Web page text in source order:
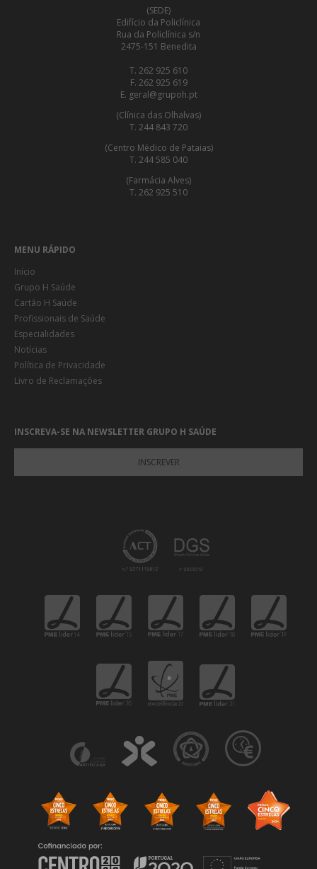
(SEDE)
Edifício da Policlínica
Rua da Policlínica s/n
2475-151 Benedita
T. 262 925 610
F. 262 925 619
E. geral@grupoh.pt
(Clínica das Olhalvas)
T. 244 843 720
(Centro Médico de Pataias)
T. 244 585 040
(Farmácia Alves)
T. 262 925 510
MENU RÁPIDO
Início
Grupo H Saúde
Cartão H Saúde
Profissionais de Saúde
Especialidades
Notícias
Política de Privacidade
Livro de Reclamações
INSCREVA-SE NA NEWSLETTER GRUPO H SAÚDE
INSCREVER